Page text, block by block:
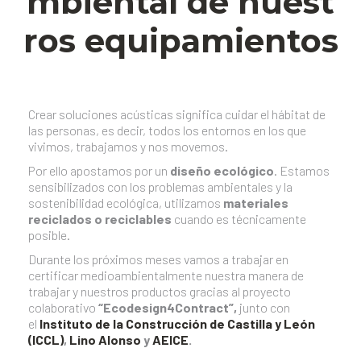
ros equipamientos
Crear soluciones acústicas significa cuidar el hábitat de
las personas, es decir, todos los entornos en los que
vivimos, trabajamos y nos movemos.
Por ello apostamos por un diseño ecológico. Estamos
sensibilizados con los problemas ambientales y la
sostenibilidad ecológica, utilizamos materiales
reciclados o reciclables cuando es técnicamente
posible.
Durante los próximos meses vamos a trabajar en
certificar medioambientalmente nuestra manera de
trabajar y nuestros productos gracias al proyecto
colaborativo “Ecodesign4Contract”, junto con
el Instituto de la Construcción de Castilla y León
(ICCL), Lino Alonso yAEICE.